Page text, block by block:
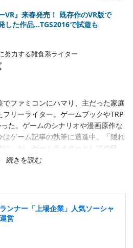
VR』来春発売！ 既存作のVR版で
した作品…TGS2016で試遊も
努力する雑食系ライター
ファミコンにハマり、主だった家庭
リーライター。ゲームブックやTRP
た。ゲームのシナリオや漫画原作な
ゲーム記事の執筆に邁進中。「隠れ
」が、ゲームライターとしての目
いない作品にスポットを当てたが
続きを読む
ンナー「上場企業」人気ソーシャ
営